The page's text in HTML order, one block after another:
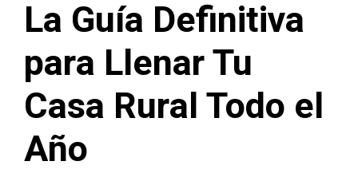
La Guía Definitiva
para Llenar Tu
Casa Rural Todo el
Año